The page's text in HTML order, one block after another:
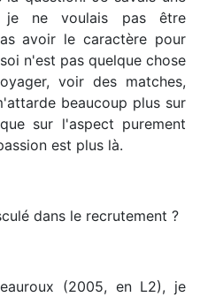
je ne voulais pas être
avoir le caractère pour
n'est pas quelque chose
voir des matches,
beaucoup plus sur
sur l'aspect purement
est plus là.
dans le recrutement ?
(2005, en L2), je